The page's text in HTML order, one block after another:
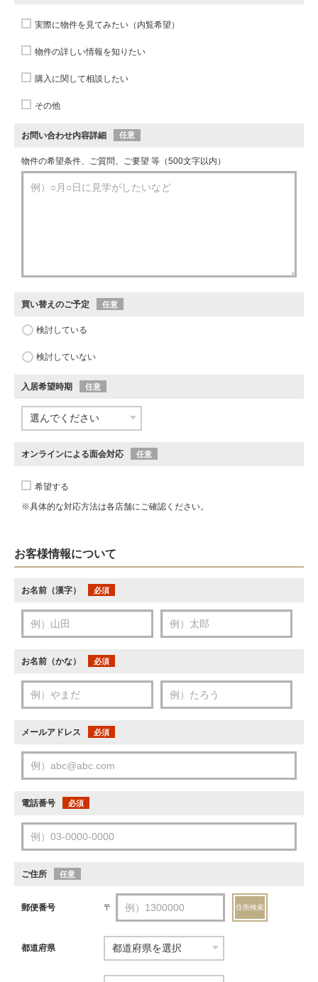
実際に物件を見てみたい（内覧希望）
物件の詳しい情報を知りたい
購入に関して相談したい
その他
お問い合わせ内容詳細 任意
物件の希望条件、ご質問、ご要望 等（500文字以内）
買い替えのご予定 任意
検討している
検討していない
入居希望時期 任意
オンラインによる面会対応 任意
希望する
※具体的な対応方法は各店舗にご確認ください。
お客様情報について
お名前（漢字） 必須
お名前（かな） 必須
メールアドレス 必須
電話番号 必須
ご住所 任意
郵便番号 〒 住所検索
都道府県